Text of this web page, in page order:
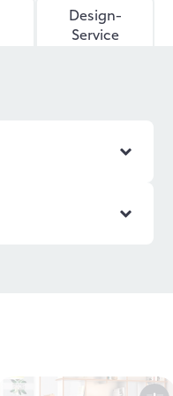
Design-
Service